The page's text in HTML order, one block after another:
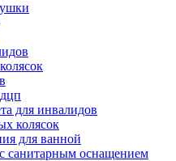
для инвалидов
колясок
для ванной
санитарным оснащением